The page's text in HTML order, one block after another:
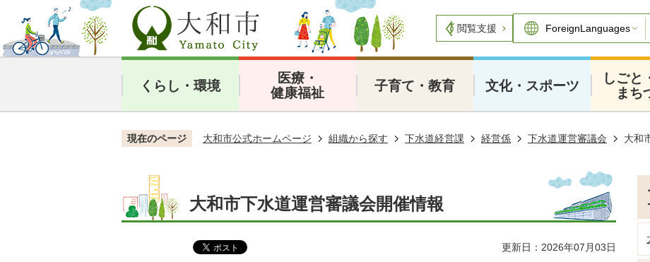
閲覧支援
くらし・環境
医療・
健康福祉
子育て・教育 文化・スポーツ
しごと
まち
現在のページ 大和市公式ホームページ 組織から探す 下水道経営課 経営係 下水道運営審議会 大和
大和市下水道運営審議会開催情報
更新日：2026年07月03日